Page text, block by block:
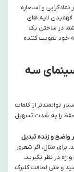
نمادگرایی و استعاره
فهمیدن لایه های
شما در ساختن یک
خود تقویت کننده
سه
توانمندتر از کلمات
حفظ را به شدت تسهیل
واضح و زنده تبدیل
برای مثال، اگر شعری
در نظر نگیرید،
و حتی لطافت گلبرگ